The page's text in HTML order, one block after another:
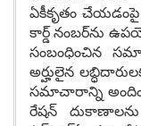
ఏకీకృతం
కార్డ్ నంబర్‌ను
సంబంధించిన
అర్హులైన
సమాచారాన్ని
రేషన్